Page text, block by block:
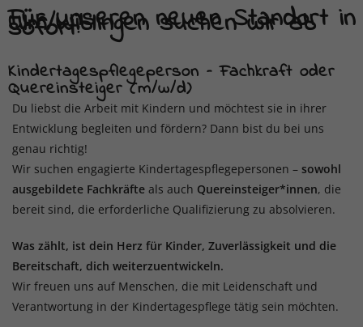
Für unseren neuen Standort in
Ulm/Wiblingen suchen wir ab
sofort:
Kindertagespflegeperson – Fachkraft oder
Quereinsteiger (m/w/d)
Du liebst die Arbeit mit Kindern und möchtest sie in ihrer
Entwicklung begleiten und fördern? Dann bist du bei uns
genau richtig!
Wir suchen engagierte Kindertagespflegepersonen – sowohl
ausgebildete Fachkräfte als auch Quereinsteiger*innen, die
bereit sind, die erforderliche Qualifizierung zu absolvieren.
Was zählt, ist dein Herz für Kinder, Zuverlässigkeit und die
Bereitschaft, dich weiterzuentwickeln.
Wir freuen uns auf Menschen, die mit Leidenschaft und
Verantwortung in der Kindertagespflege tätig sein möchten.